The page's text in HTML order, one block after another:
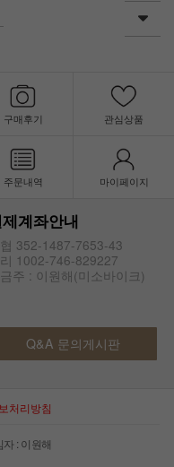
구매후기 관심상품
주문내역 마이페이지
제계좌안내
352-1487-7653-43
1002-746-829227
주 : 이원해(미소바이크)
Q&A 문의게시판
처리방침
: 이원해